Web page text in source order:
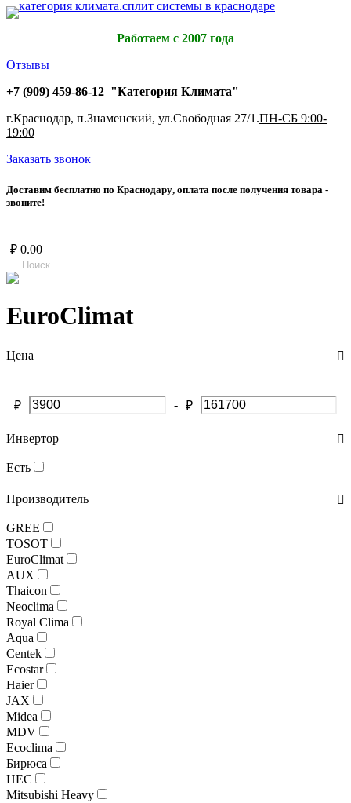
Работаем с 2007 года
Отзывы
+7 (909) 459-86-12 "Категория Климата"
г.Краснодар, п.Знаменский, ул.Свободная 27/1.ПН-СБ 9:00-
19:00
Заказать звонок
Доставим бесплатно по Краснодару, оплата после получения товара -
звоните!
₽ 0.00
EuroClimat
Цена
₽ - ₽
Инвертор
Есть
Производитель
GREE
TOSOT
EuroClimat
AUX
Thaicon
Neoclima
Royal Clima
Aqua
Centek
Ecostar
Haier
JAX
Midea
MDV
Ecoclima
Бирюса
HEC
Mitsubishi Heavy